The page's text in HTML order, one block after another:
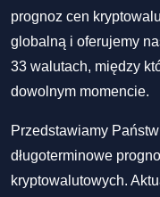
prognoz cen
globalną i oferujemy
33 walutach, między
dowolnym momencie.
Przedstawiamy
długoterminowe
kryptowalutowych.